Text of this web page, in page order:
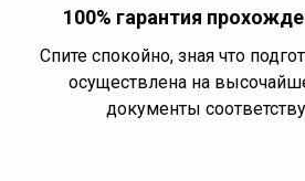
100% гарантия
Спите спокойно, зная что
осуществлена на
документы